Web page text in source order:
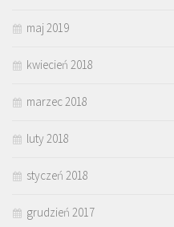
maj 2019
kwiecień 2018
marzec 2018
luty 2018
styczeń 2018
grudzień 2017